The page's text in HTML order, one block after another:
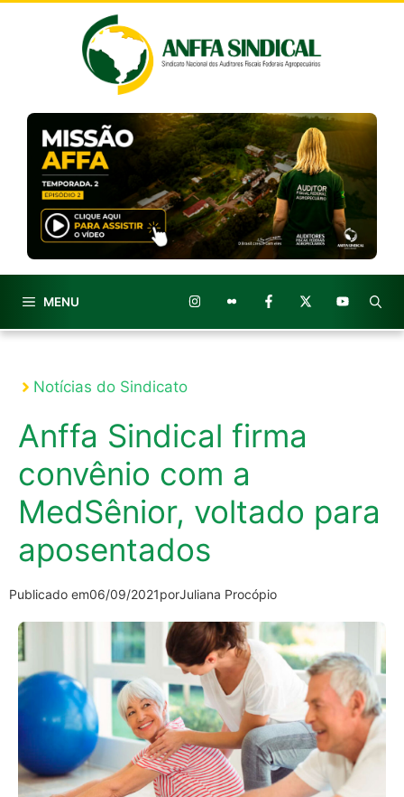
MENU
Notícias do Sindicato
Anffa Sindical firma
convênio com a
MedSênior, voltado para
aposentados
Publicado em06/09/2021porJuliana Procópio